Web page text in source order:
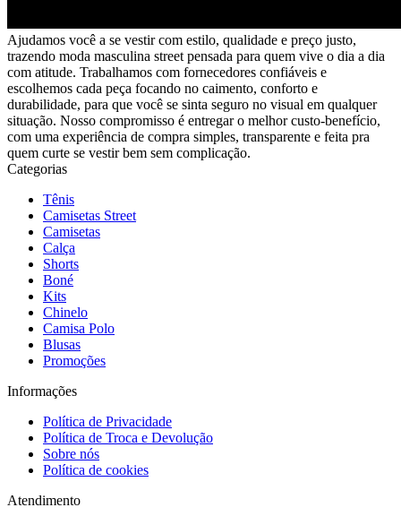
Ajudamos você a se vestir com estilo, qualidade e preço justo,
trazendo moda masculina street pensada para quem vive o dia a dia
com atitude. Trabalhamos com fornecedores confiáveis e
escolhemos cada peça focando no caimento, conforto e
durabilidade, para que você se sinta seguro no visual em qualquer
situação. Nosso compromisso é entregar o melhor custo-benefício,
com uma experiência de compra simples, transparente e feita pra
quem curte se vestir bem sem complicação.
Categorias
Tênis
Camisetas Street
Camisetas
Calça
Shorts
Boné
Kits
Chinelo
Camisa Polo
Blusas
Promoções
Informações
Política de Privacidade
Política de Troca e Devolução
Sobre nós
Política de cookies
Atendimento